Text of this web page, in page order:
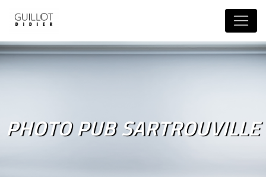
PHOTO PUB SARTROUVILLE